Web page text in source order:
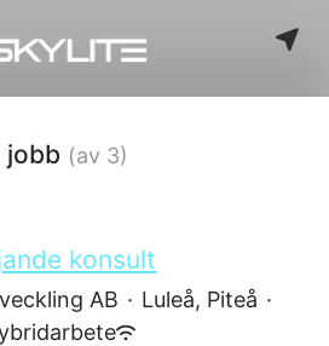
jobb (av 3)
konsult
AB · Luleå, Piteå ·